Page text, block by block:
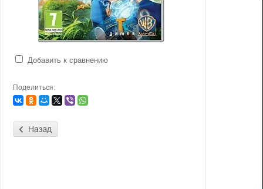
Добавить к сравнению
Поделиться: